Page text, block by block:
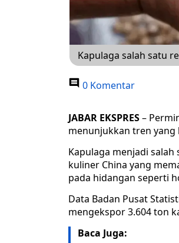
Kapulaga salah satu
0 Komentar
JABAR EKSPRES–
menunjukkan tren yang
Kapulaga menjadi
kuliner China yang
pada hidangan seperti
Data Badan Pusat
mengekspor 3.604 ton
Baca Juga: